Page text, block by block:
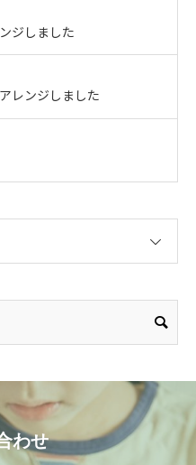
ジしました
レンジしました
わせ